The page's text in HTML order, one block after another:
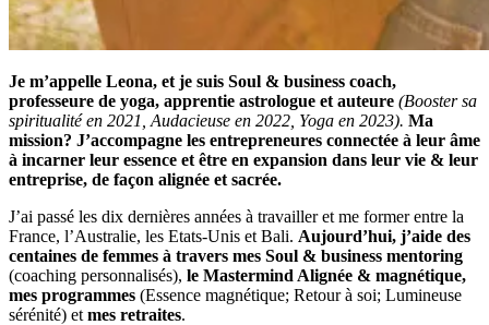
Je m’appelle Leona, et je suis Soul & business coach,
professeure de yoga, apprentie astrologue et auteure (Booster sa
spiritualité en 2021, Audacieuse en 2022, Yoga en 2023). Ma
mission? J’accompagne les entrepreneures connectée à leur âme
à incarner leur essence et être en expansion dans leur vie & leur
entreprise, de façon alignée et sacrée.
J’ai passé les dix dernières années à travailler et me former entre la
France, l’Australie, les Etats-Unis et Bali. Aujourd’hui, j’aide des
centaines de femmes à travers mes Soul & business mentoring
(coaching personnalisés), le Mastermind Alignée & magnétique,
mes programmes (Essence magnétique; Retour à soi; Lumineuse
sérénité) et mes retraites.